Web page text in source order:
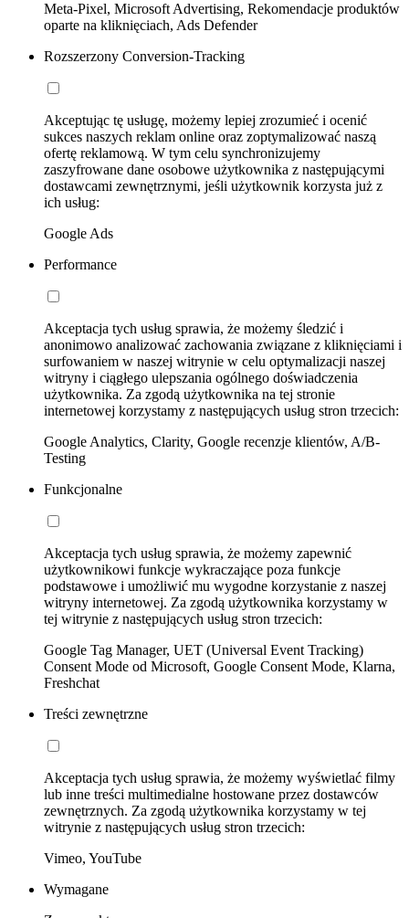
Meta-Pixel, Microsoft Advertising, Rekomendacje produktów
oparte na kliknięciach, Ads Defender
Rozszerzony Conversion-Tracking
Akceptując tę usługę, możemy lepiej zrozumieć i ocenić
sukces naszych reklam online oraz zoptymalizować naszą
ofertę reklamową. W tym celu synchronizujemy
zaszyfrowane dane osobowe użytkownika z następującymi
dostawcami zewnętrznymi, jeśli użytkownik korzysta już z
ich usług:
Google Ads
Performance
Akceptacja tych usług sprawia, że możemy śledzić i
anonimowo analizować zachowania związane z kliknięciami i
surfowaniem w naszej witrynie w celu optymalizacji naszej
witryny i ciągłego ulepszania ogólnego doświadczenia
użytkownika. Za zgodą użytkownika na tej stronie
internetowej korzystamy z następujących usług stron trzecich:
Google Analytics, Clarity, Google recenzje klientów, A/B-
Testing
Funkcjonalne
Akceptacja tych usług sprawia, że możemy zapewnić
użytkownikowi funkcje wykraczające poza funkcje
podstawowe i umożliwić mu wygodne korzystanie z naszej
witryny internetowej. Za zgodą użytkownika korzystamy w
tej witrynie z następujących usług stron trzecich:
Google Tag Manager, UET (Universal Event Tracking)
Consent Mode od Microsoft, Google Consent Mode, Klarna,
Freshchat
Treści zewnętrzne
Akceptacja tych usług sprawia, że możemy wyświetlać filmy
lub inne treści multimedialne hostowane przez dostawców
zewnętrznych. Za zgodą użytkownika korzystamy w tej
witrynie z następujących usług stron trzecich:
Vimeo, YouTube
Wymagane